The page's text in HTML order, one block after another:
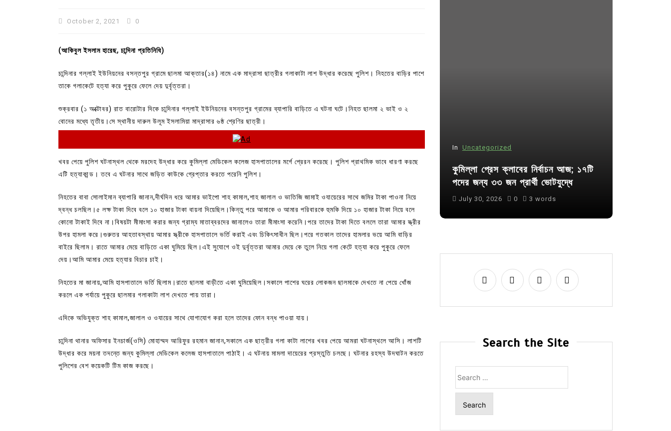
October 2, 2021 0
(আকিবুল ইসলাম হারেছ, চান্দিনা প্রতিনিধি)
চান্দিনার গল্লাই ইউনিয়নের বসন্তপুর গ্রামে ছালমা আক্তার(১৪) নামে এক মাদ্রাসা ছাত্রীর গলাকাটা লাশ উদ্ধার করেছে পুলিশ। নিহতের বাড়ির পাশে
তাকে গলাকেটে হত্যা করে পুকুরে ফেলে দেয় দুর্বৃত্তরা।
শুক্রবার (১ অক্টোবর) রাত বারোটার দিকে চান্দিনার গল্লাই ইউনিয়নের বসন্তপুর গ্রামের ব্যাপারি বাড়িতে এ ঘটনা ঘটে।নিহত ছালমা ২ ভাই ও ২
বোনের মধ্যে তৃতীয়।সে স্থানীয় দারুল উলূম ইসলামিয়া মাদ্রাসার ৬ষ্ঠ শ্রেণির ছাত্রী।
খবর পেয়ে পুলিশ ঘটনাস্থল থেকে মরদেহ উদ্ধার করে কুমিল্লা মেডিকেল কলেজ হাসপাতালের মর্গে প্রেরন করেছে। পুলিশ প্রাথমিক ভাবে ধারণা করছে
এটি হত্যাকান্ড। তবে এ ঘটনার সাথে জড়িত কাউকে গ্রেপ্তার করতে পরেনি পুলিশ।
নিহতের বাবা সোলাইমান ব্যাপারি জানান,দীর্ঘদিন ধরে আমার ভাইপো শাহ কামাল,শাহ জালাল ও ভাতিজি জামাই ওযায়েরের সাথে জমির টাকা পাওনা নিয়ে
দ্বন্ধ চলছিল।৫ লক্ষ টাকা দিবে বলে ১০ হাজার টাকা বায়না দিয়েছিল।কিন্তু পরে আমাকে ও আমার পরিবারকে হুমকি দিয়ে ১০ হাজার টাকা নিয়ে বলে
কোনো টাকাই দিবে না।বিষয়টা মীমাংসা করার জন্য গ্রাম্য মাতাব্বরদের জানালেও তারা মীমাংসা করেনি।পরে তাদের টাকা দিতে বললে তারা আমার স্ত্রীর
উপর হামলা করে।গুরুতর আহতাবস্থায় আমার স্ত্রীকে হাসপাতালে ভর্তি করাই এবং চিকিৎসাধীন ছিল।পরে গতকাল তাদের হামলার ভয়ে আমি বাড়ির
বাইরে ছিলাম। রাতে আমার মেয়ে বাড়িতে একা ঘুমিয়ে ছিল।এই সুযোগে ওই দুর্বৃত্তরা আমার মেয়ে কে তুলে নিয়ে গলা কেটে হত্যা করে পুকুরে ফেলে
দেয়।আমি আমার মেয়ে হত্যার বিচার চাই।
নিহতের মা জানায়,আমি হাসপাতালে ভর্তি ছিলাম।রাতে ছালমা বাড়ীতে একা ঘুমিয়েছিল।সকালে পাশের ঘরের লোকজন ছালমাকে দেখতে না পেয়ে খোঁজ
করলে এক পর্যায়ে পুকুরে ছালমার গলাকাটা লাশ দেখতে পায় তারা।
এদিকে অভিযুক্ত শাহ কামাল,জালাল ও ওযায়ের সাথে যোগাযোগ করা হলে তাদের ফোন বন্ধ পাওয়া যায়।
চান্দিনা থানার অফিসার ইনচার্জ(ওসি) মোহাম্মদ আরিফুর রহমান জানান,সকালে এক ছাত্রীর গলা কাটা লাশের খবর পেয়ে আমরা ঘটনাস্থলে আসি। লাশটি
উদ্ধার করে ময়না তদন্তে জন্য কুমিল্লা মেডিকেল কলেজ হাসপাতালে পাঠাই। এ ঘটনায় মামলা দায়েরের প্রস্তুতি চলছে। ঘটনার রহস্য উদঘাটন করতে
পুলিশের বেশ কয়েকটি টিম কাজ করছে।
In Uncategorized
কুমিল্লা প্রেস ক্লাবের নির্বাচন আজ; ১৭টি
July 30, 2026 0 3 words
In Uncategorized
আদর্শ সমাজ বিনির্মাণে সহায়ক ভুমিকা রাখে
August 6, 2026 0
In Uncategorized
কুমিল্লা প্রেস ক্লাবের নির্বাচন আজ; ১৭টি
পদের জন্য ৩৩ জন প্রার্থী ভোটযুদ্ধে
July 30, 2026 0 3 words
Search the Site
for: